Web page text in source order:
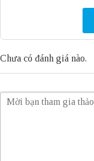
Chưa có đánh giá nào.